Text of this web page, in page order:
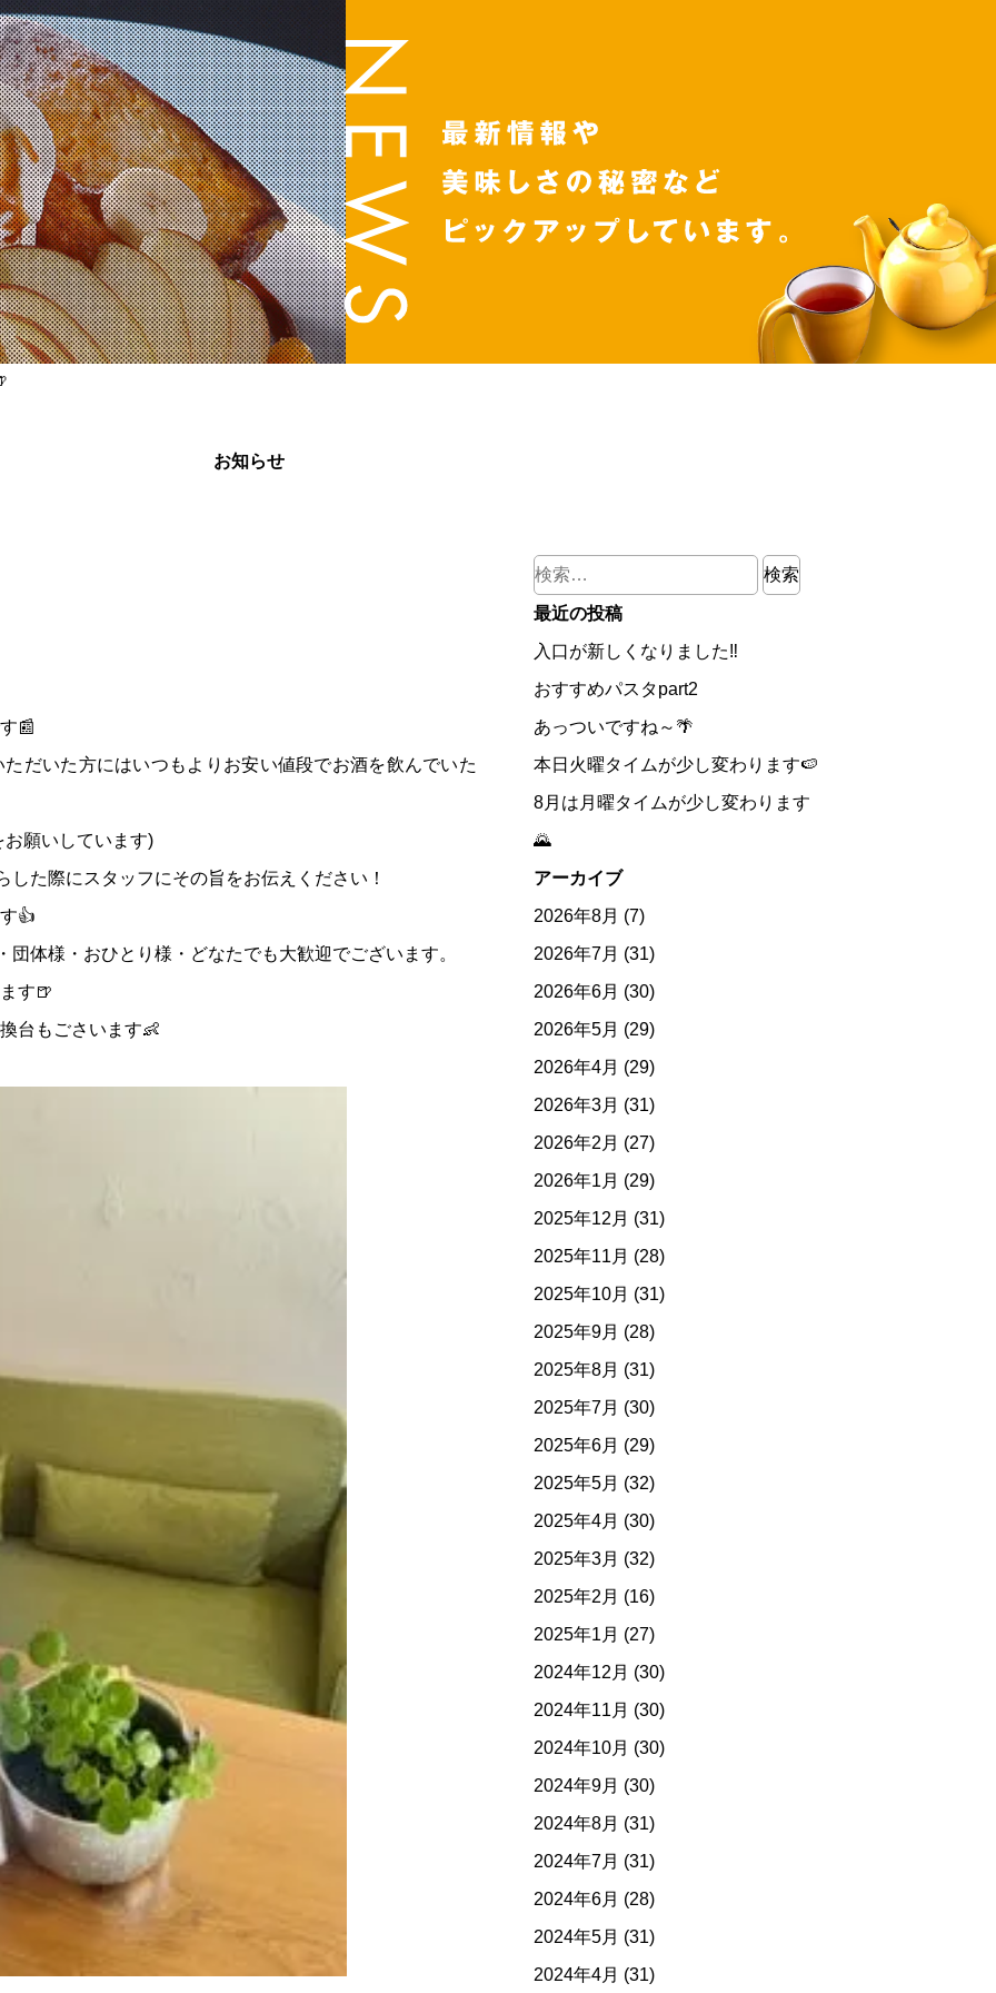
お知らせ
📰
だいた方にはいつもよりお安い値段でお酒を飲んでいた
願いしています)
た際にスタッフにその旨をお伝えください！
👍
体様・おひとり様・どなたでも大歓迎でございます。
す🍺
台もごさいます👶
検
索:
最近の投稿
入口が新しくなりました‼
おすすめパスタpart2
あっついですね～🌴
本日火曜タイムが少し変わります🍉
8月は月曜タイムが少し変わります
🌄
アーカイブ
2026年8月 (7)
2026年7月 (31)
2026年6月 (30)
2026年5月 (29)
2026年4月 (29)
2026年3月 (31)
2026年2月 (27)
2026年1月 (29)
2025年12月 (31)
2025年11月 (28)
2025年10月 (31)
2025年9月 (28)
2025年8月 (31)
2025年7月 (30)
2025年6月 (29)
2025年5月 (32)
2025年4月 (30)
2025年3月 (32)
2025年2月 (16)
2025年1月 (27)
2024年12月 (30)
2024年11月 (30)
2024年10月 (30)
2024年9月 (30)
2024年8月 (31)
2024年7月 (31)
2024年6月 (28)
2024年5月 (31)
2024年4月 (31)